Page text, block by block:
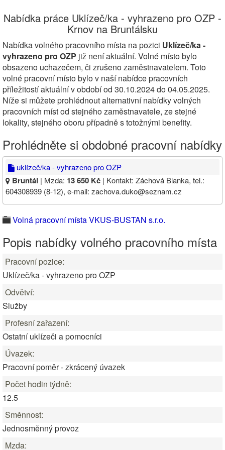
Nabídka práce Uklízeč/ka - vyhrazeno pro OZP -
Krnov na Bruntálsku
Nabídka volného pracovního místa na pozici Uklízeč/ka -
vyhrazeno pro OZP již není aktuální. Volné místo bylo
obsazeno uchazečem, či zrušeno zaměstnavatelem. Toto
volné pracovní místo bylo v naší nabídce pracovních
příležitostí aktuální v období od 30.10.2024 do 04.05.2025.
Níže si můžete prohlédnout alternativní nabídky volných
pracovních míst od stejného zaměstnavatele, ze stejné
lokality, stejného oboru případně s totožnými benefity.
Prohlédněte si obdobné pracovní nabídky
uklízeč/ka - vyhrazeno pro OZP
Bruntál | Mzda: 13 650 Kč | Kontakt: Záchová Blanka, tel.:
604308939 (8-12), e-mail: zachova.duko@seznam.cz
Volná pracovní místa VKUS-BUSTAN s.r.o.
Popis nabídky volného pracovního místa
Pracovní pozice:
Uklízeč/ka - vyhrazeno pro OZP
Odvětví:
Služby
Profesní zařazení:
Ostatní uklízeči a pomocníci
Úvazek:
Pracovní poměr - zkrácený úvazek
Počet hodin týdně:
12.5
Směnnost:
Jednosměnný provoz
Mzda: